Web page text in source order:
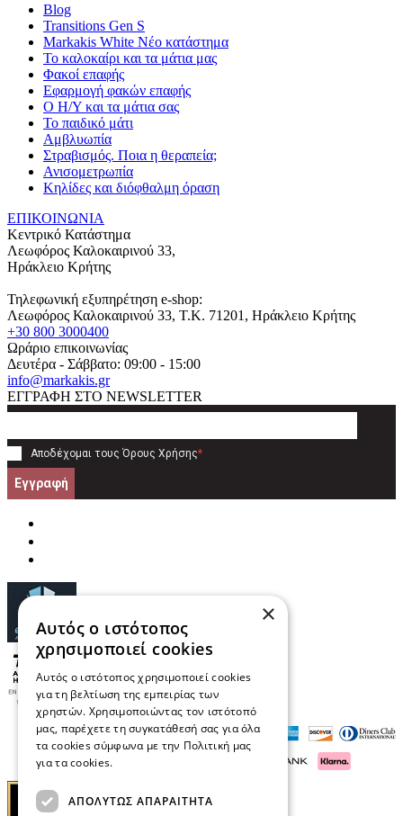
Blog
Transitions Gen S
Markakis White Νέο κατάστημα
Το καλοκαίρι και τα μάτια μας
Φακοί επαφής
Εφαρμογή φακών επαφής
Ο Η/Υ και τα μάτια σας
Το παιδικό μάτι
Αμβλυωπία
Στραβισμός. Ποια η θεραπεία;
Ανισομετρωπία
Κηλίδες και διόφθαλμη όραση
ΕΠΙΚΟΙΝΩΝΙΑ
Κεντρικό Κατάστημα
Λεωφόρος Καλοκαιρινού 33,
Ηράκλειο Κρήτης
Τηλεφωνική εξυπηρέτηση e-shop:
Λεωφόρος Καλοκαιρινού 33, T.K. 71201 , Ηράκλειο Κρήτης
+30 800 3000400
Ωράριο επικοινωνίας
Δευτέρα - Σάββατο: 09:00 - 15:00
info@markakis.gr
ΕΓΓΡΑΦΗ ΣΤΟ NEWSLETTER
Αποδέχομαι τους Όρους Χρήσης*
Εγγραφή
×
Αυτός ο ιστότοπος
χρησιμοποιεί cookies
Αυτός ο ιστότοπος χρησιμοποιεί cookies
για τη βελτίωση της εμπειρίας των
χρηστών. Χρησιμοποιώντας τον ιστότοπό
μας, παρέχετε τη συγκατάθεσή σας για όλα
τα cookies σύμφωνα με την Πολιτική μας
για τα cookies.
ΑΠΟΛΎΤΩΣ ΑΠΑΡΑΊΤΗΤΑ